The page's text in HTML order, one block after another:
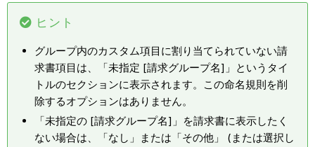
ヒント
グループ内のカスタム項目に割り当てられていない請
求書項目は、「未指定 [請求グループ名]」というタイ
トルのセクションに表示されます。この命名規則を削
除するオプションはありません。
「未指定の [請求グループ名]」を請求書に表示したく
ない場合は、「なし」または「その他」 (または選択し